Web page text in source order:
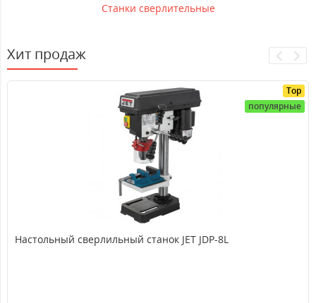
Станки сверлительные
Хит продаж
Top
популярные
Настольный сверлильный станок JET JDP-8L